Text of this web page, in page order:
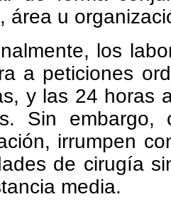
área u
los
a peticiones
y las 24 horas
Sin
irrumpen
de cirugía
media.